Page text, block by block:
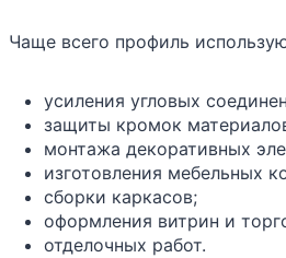
Чаще всего профиль
усиления угловых
защиты кромок
монтажа декоративных
изготовления мебельных
сборки каркасов;
оформления витрин и
отделочных работ.